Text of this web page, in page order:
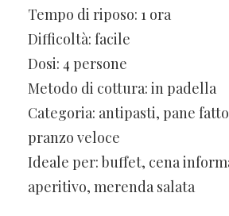
Tempo di riposo: 1 ora
Difficoltà: facile
Dosi: 4 persone
Metodo di cottura: in padella
Categoria: antipasti, pane
pranzo veloce
Ideale per: buffet, cena
aperitivo, merenda salata